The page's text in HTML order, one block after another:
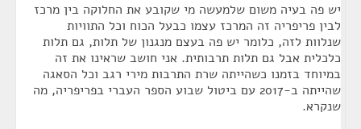
יש פה בעיה משום שלמעשה מי שקובע את החלוקה בין מרכז
לבין פריפריה זה המרכז עצמו כבעל הכוח וכל התוויות
שנלוות לזה, כלומר יש פה בעצם מנגנון של תלות, גם תלות
כלכלית אבל גם תלות תרבותית. אני חושב שראינו את זה
במיוחד בזמנו כשהייתה שרת התרבות מירי רגב וכל הסאגה
שהייתה ב-2017 עם ביטול שבוע הספר העברי בפריפריה, מה
שנקרא.